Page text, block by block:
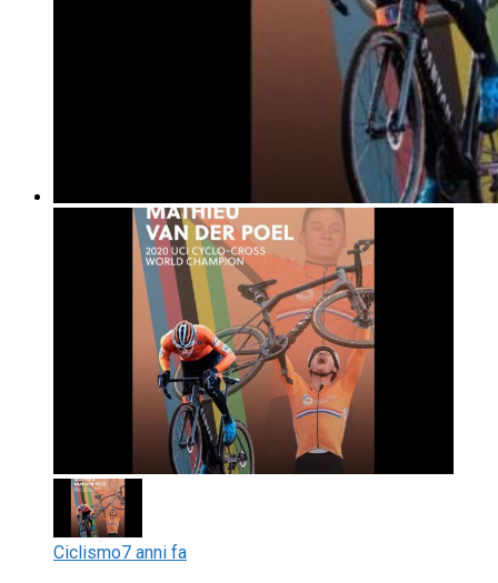
Ciclismo7 anni fa